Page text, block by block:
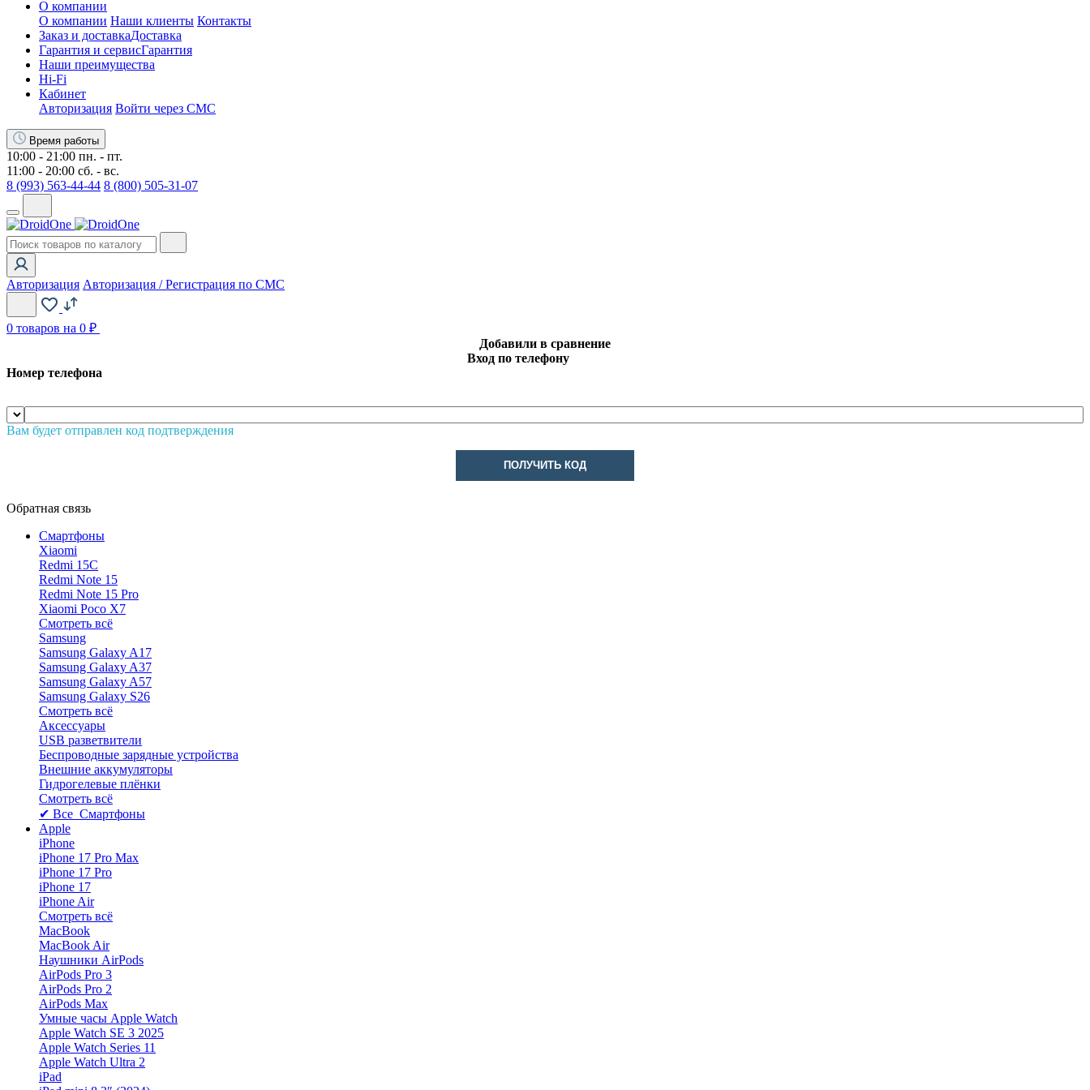
О компании
О компании Наши клиенты Контакты
Заказ и доставкаДоставка
Гарантия и сервисГарантия
Наши преимущества
Hi-Fi
Кабинет
Авторизация Войти через СМС
Время работы
10:00 - 21:00 пн. - пт.
11:00 - 20:00 сб. - вс.
8 (993) 563-44-44 8 (800) 505-31-07
Авторизация Авторизация / Регистрация по СМС
0 товаров на 0 ₽
Добавили в сравнение
Вход по телефону
Номер телефона
Вам будет отправлен код подтверждения
ПОЛУЧИТЬ КОД
Обратная связь
Смартфоны
Xiaomi
Redmi 15C
Redmi Note 15
Redmi Note 15 Pro
Xiaomi Poco X7
Смотреть всё
Samsung
Samsung Galaxy A17
Samsung Galaxy A37
Samsung Galaxy A57
Samsung Galaxy S26
Смотреть всё
Аксессуары
USB разветвители
Беспроводные зарядные устройства
Внешние аккумуляторы
Гидрогелевые плёнки
Смотреть всё
✔ Все Смартфоны
Apple
iPhone
iPhone 17 Pro Max
iPhone 17 Pro
iPhone 17
iPhone Air
Смотреть всё
MacBook
MacBook Air
Наушники AirPods
AirPods Pro 3
AirPods Pro 2
AirPods Max
Умные часы Apple Watch
Apple Watch SE 3 2025
Apple Watch Series 11
Apple Watch Ultra 2
iPad